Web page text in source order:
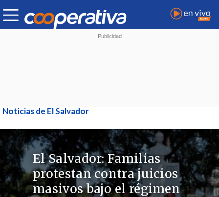
Noticias de El Salvador
El Salvador: Familias
protestan contra juicios
masivos bajo el régimen